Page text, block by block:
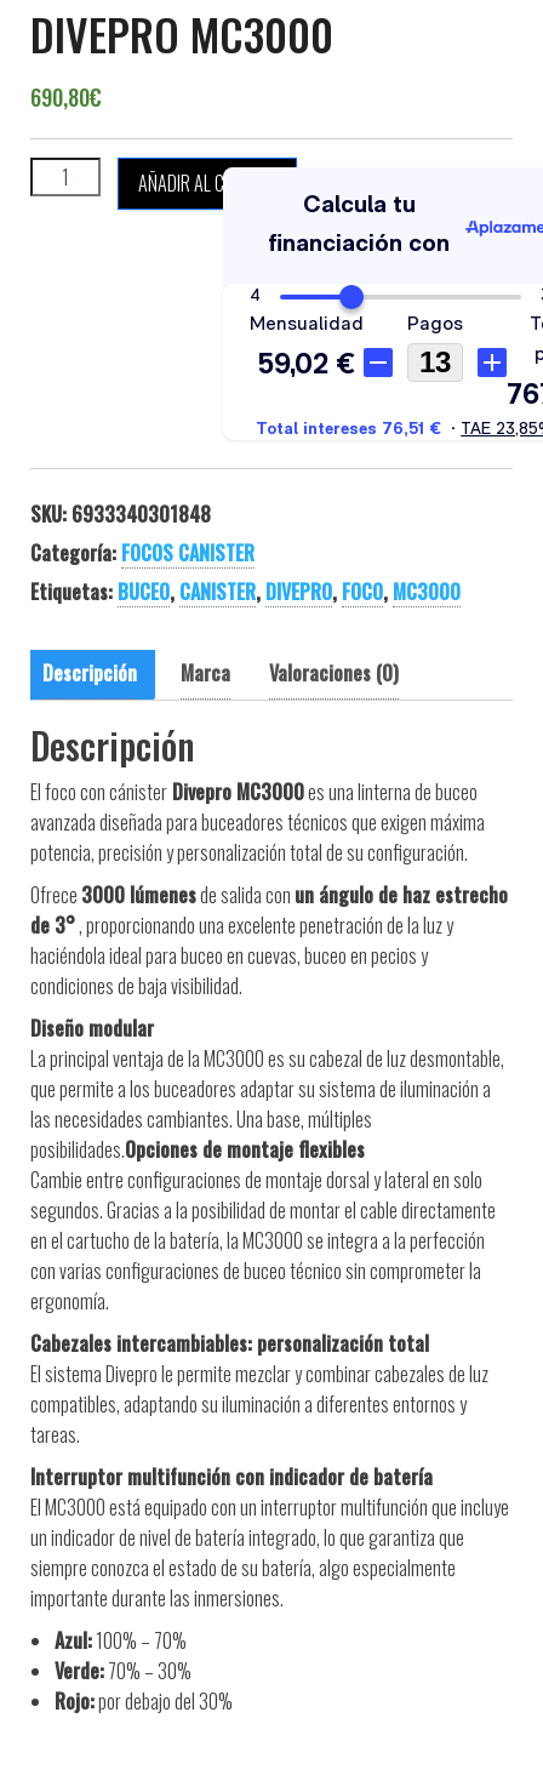
DIVEPRO MC3000
690,80€
DIVEPRO MC3000 cantidad
AÑADIR AL CARRITO
SKU: 6933340301848
Categoría: FOCOS CANISTER
Etiquetas: BUCEO, CANISTER, DIVEPRO, FOCO, MC3000
Descripción Marca Valoraciones (0)
Descripción
El foco con cánister Divepro MC3000es una linterna de buceo
avanzada diseñada para buceadores técnicos que exigen máxima
potencia, precisión y personalización total de su configuración.
Ofrece 3000 lúmenesde salida con un ángulo de haz estrecho
de 3°, proporcionando una excelente penetración de la luz y
haciéndola ideal para buceo en cuevas, buceo en pecios y
condiciones de baja visibilidad.
Diseño modular
La principal ventaja de la MC3000 es su cabezal de luz desmontable,
que permite a los buceadores adaptar su sistema de iluminación a
las necesidades cambiantes. Una base, múltiples
posibilidades.Opciones de montaje flexibles
Cambie entre configuraciones de montaje dorsal y lateral en solo
segundos. Gracias a la posibilidad de montar el cable directamente
en el cartucho de la batería, la MC3000 se integra a la perfección
con varias configuraciones de buceo técnico sin comprometer la
ergonomía.
Cabezales intercambiables: personalización total
El sistema Divepro le permite mezclar y combinar cabezales de luz
compatibles, adaptando su iluminación a diferentes entornos y
tareas.
Interruptor multifunción con indicador de batería
El MC3000 está equipado con un interruptor multifunción que incluye
un indicador de nivel de batería integrado, lo que garantiza que
siempre conozca el estado de su batería, algo especialmente
importante durante las inmersiones.
Azul:100% – 70%
Verde:70% – 30%
Rojo:por debajo del 30%